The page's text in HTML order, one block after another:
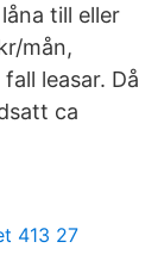
till eller
mån,
leasar. Då
ca
413 27